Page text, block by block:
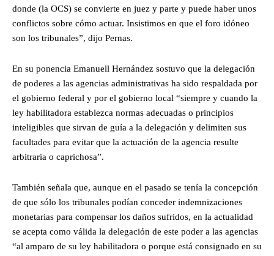
donde (la OCS) se convierte en juez y parte y puede haber unos
conflictos sobre cómo actuar. Insistimos en que el foro idóneo
son los tribunales”, dijo Pernas.
En su ponencia Emanuell Hernández sostuvo que la delegación
de poderes a las agencias administrativas ha sido respaldada por
el gobierno federal y por el gobierno local “siempre y cuando la
ley habilitadora establezca normas adecuadas o principios
inteligibles que sirvan de guía a la delegación y delimiten sus
facultades para evitar que la actuación de la agencia resulte
arbitraria o caprichosa”.
También señala que, aunque en el pasado se tenía la concepción
de que sólo los tribunales podían conceder indemnizaciones
monetarias para compensar los daños sufridos, en la actualidad
se acepta como válida la delegación de este poder a las agencias
“al amparo de su ley habilitadora o porque está consignado en su